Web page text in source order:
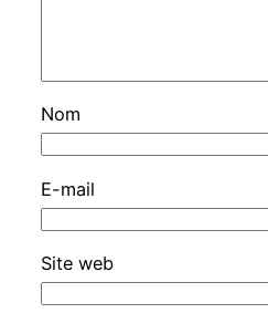
Nom
E-mail
Site web